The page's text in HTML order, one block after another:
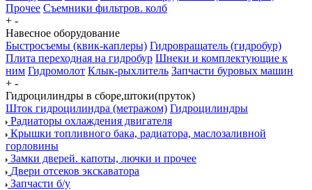
Прочее Съемники фильтров. колб
+ -
Навесное оборудование
Быстросъемы (квик-каплеры) Гидровращатель (гидробур)
Плита переходная на гидробур Шнеки и комплектующие к
ним Гидромолот Клык-рыхлитель Запчасти буровых машин
+ -
Гидроцилиндры в сборе,штоки(пруток)
Шток гидроцилиндра (метражом) Гидроцилиндры
Радиаторы охлаждения двигателя
Крышки топливного бака, радиатора, маслозаливной
горловины
Замки дверей. капоты, лючки и прочее
Двери отсеков экскаватора
Запчасти б/у